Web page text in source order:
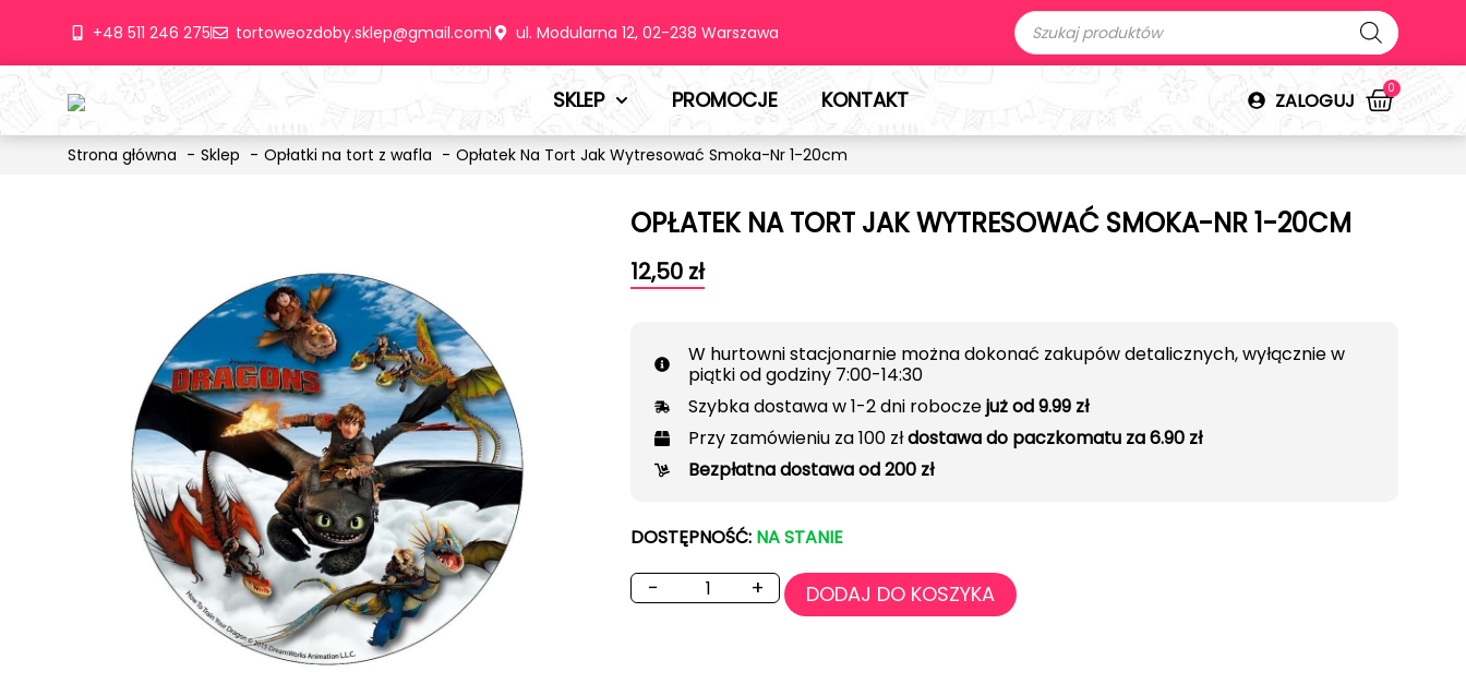
+48 511 246 275 tortoweozdoby.sklep@gmail.com ul. Modularna 12, 02-238 Warszawa
SKLEP PROMOCJE KONTAKT ZALOGUJ
0
Strona główna Sklep Opłatki na tort z wafla Opłatek Na Tort Jak Wytresować Smoka-Nr 1-20cm
OPŁATEK NA TORT JAK WYTRESOWAĆ SMOKA-NR 1-20CM
12,50 zł
W hurtowni stacjonarnie można dokonać zakupów detalicznych, wyłącznie w
piątki od godziny 7:00-14:30
Szybka dostawa w 1-2 dni roboczejuż od 9.99 zł
Przy zamówieniu za 100 złdostawa do paczkomatu za 6.90 zł
Bezpłatna dostawa od 200 zł
DOSTĘPNOŚĆ: NA STANIE
− + DODAJ DO KOSZYKA